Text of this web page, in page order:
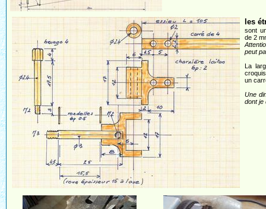
les
sont
de 2
peut
La
un
Une
dont je